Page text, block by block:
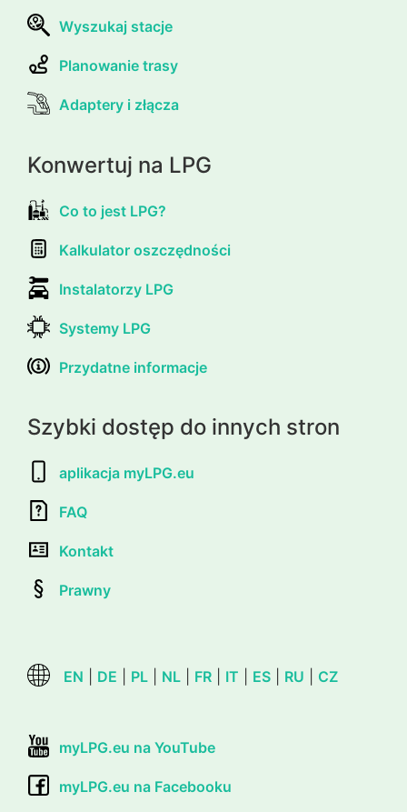
Wyszukaj stacje
Planowanie trasy
Adaptery i złącza
Konwertuj na LPG
Co to jest LPG?
Kalkulator oszczędności
Instalatorzy LPG
Systemy LPG
Przydatne informacje
Szybki dostęp do innych stron
aplikacja myLPG.eu
FAQ
Kontakt
Prawny
EN DE PL NL FR IT ES RU CZ
myLPG.eu na YouTube
myLPG.eu na Facebooku